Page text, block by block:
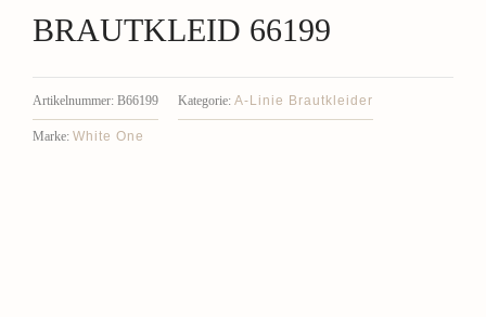
BRAUTKLEID 66199
Artikelnummer: B66199 Kategorie: A-Linie Brautkleider
Marke: White One